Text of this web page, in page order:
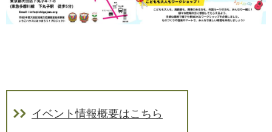
イベント情報概要はこちら